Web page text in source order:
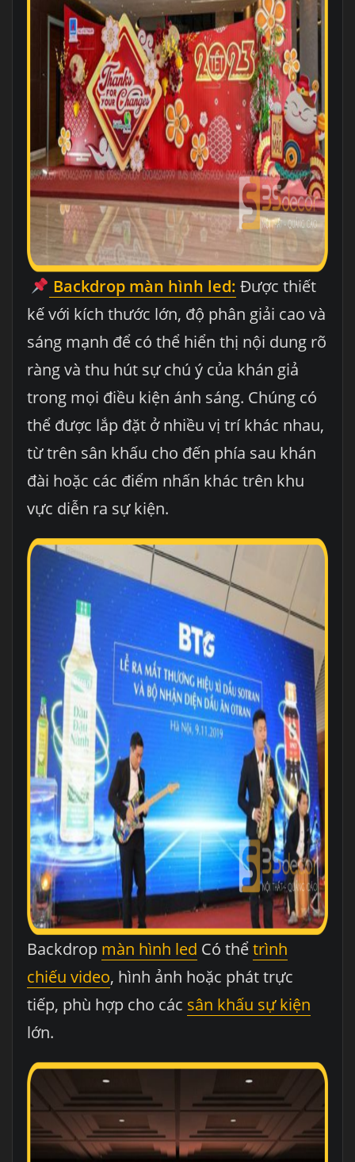
Backdrop màn hình led: Được thiết
kế với kích thước lớn, độ phân giải cao và
sáng mạnh để có thể hiển thị nội dung rõ
ràng và thu hút sự chú ý của khán giả
trong mọi điều kiện ánh sáng. Chúng có
thể được lắp đặt ở nhiều vị trí khác nhau,
từ trên sân khấu cho đến phía sau khán
đài hoặc các điểm nhấn khác trên khu
vực diễn ra sự kiện.
Backdrop màn hình led Có thểtrình
chiếu video, hình ảnh hoặc phát trực
tiếp, phù hợp cho các sân khấu sự kiện
lớn.